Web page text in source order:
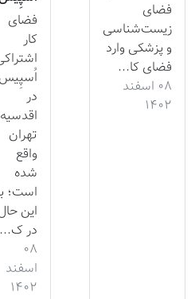
فضای
زیست‌شناسی
و پزشکی وارد
فضای کا...
۰۸ اسفند
۱۴۰۲
فضای
کار
اشتراکی
اُسپِیس
در
اقدسیه
تهران
واقع
شده
است؛ با
این حال
در ک...
۰۸
اسفند
۱۴۰۲